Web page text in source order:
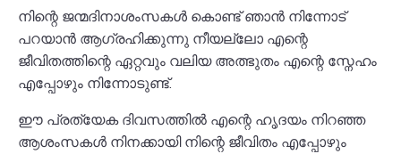
നിന്റെ ജന്മദിനാശംസകൾ കൊണ്ട് ഞാൻ നിന്നോട്
പറയാൻ ആഗ്രഹിക്കുന്നു നീയല്ലോ എന്റെ
ജീവിതത്തിന്റെ ഏറ്റവും വലിയ അത്ഭുതം എന്റെ സ്നേഹം
എപ്പോഴും നിന്നോടുണ്ട്.
ഈ പ്രത്യേക ദിവസത്തിൽ എന്റെ ഹൃദയം നിറഞ്ഞ
ആശംസകൾ നിനക്കായി നിന്റെ ജീവിതം എപ്പോഴും